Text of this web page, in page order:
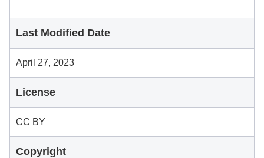
Last Modified Date
April 27, 2023
License
CC BY
Copyright